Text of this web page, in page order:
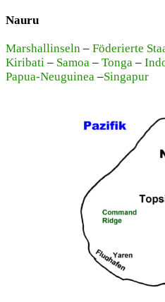
Nauru
Marshallinseln – Föderierte
Kiribati – Samoa – Tonga –
Papua-Neuguinea –Singapur